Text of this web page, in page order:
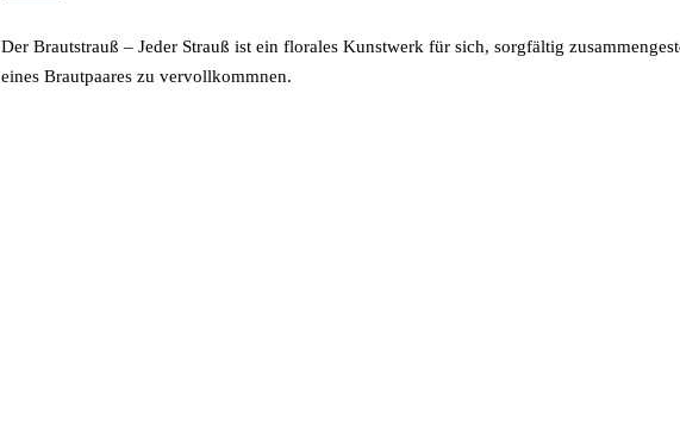
Der Brautstrauß – Jeder Strauß ist ein florales Kunstwerk für sich, sorgfältig
eines Brautpaares zu vervollkommnen.